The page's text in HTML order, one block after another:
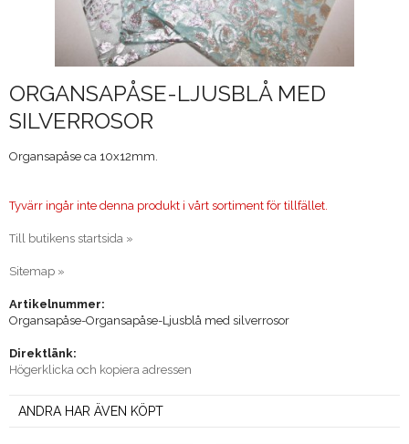
ORGANSAPÅSE-LJUSBLÅ MED
SILVERROSOR
Organsapåse ca 10x12mm.
Tyvärr ingår inte denna produkt i vårt sortiment för tillfället.
Till butikens startsida »
Sitemap »
Artikelnummer:
Organsapåse-Organsapåse-Ljusblå med silverrosor
Direktlänk:
Högerklicka och kopiera adressen
ANDRA HAR ÄVEN KÖPT